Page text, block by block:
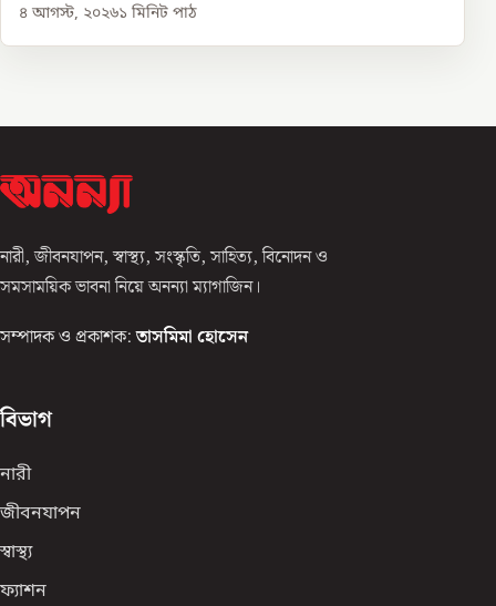
৪ আগস্ট, ২০২৬১ মিনিট পাঠ
নারী, জীবনযাপন, স্বাস্থ্য, সংস্কৃতি, সাহিত্য, বিনোদন ও
সমসাময়িক ভাবনা নিয়ে অনন্যা ম্যাগাজিন।
সম্পাদক ও প্রকাশক: তাসমিমা হোসেন
বিভাগ
নারী
জীবনযাপন
স্বাস্থ্য
ফ্যাশন